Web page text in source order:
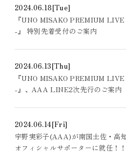
2024.06.18[Tue]
『UNO MISAKO PREMIUM
-』 特別先着受付のご案内
2024.06.13[Thu]
『UNO MISAKO PREMIUM
-』、AAA LINE2次先行のご案内
2024.06.14[Fri]
宇野実彩子(AAA)が南国土佐・高
オフィシャルサポーターに就任！！